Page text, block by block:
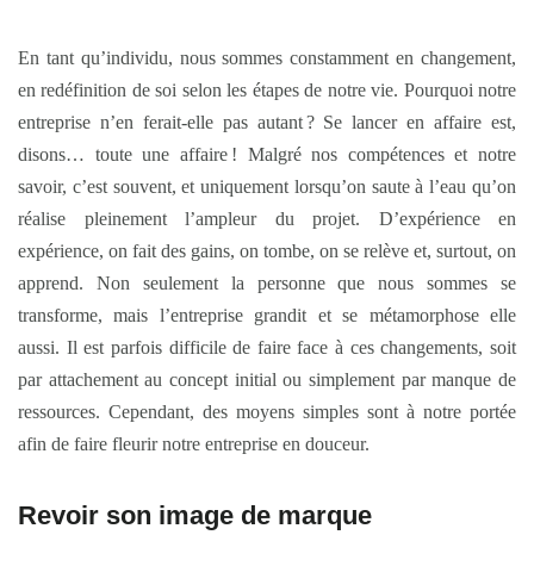
En tant qu’individu, nous sommes constamment en changement,
en redéfinition de soi selon les étapes de notre vie. Pourquoi notre
entreprise n’en ferait-elle pas autant ? Se lancer en affaire est,
disons… toute une affaire ! Malgré nos compétences et notre
savoir, c’est souvent, et uniquement lorsqu’on saute à l’eau qu’on
réalise pleinement l’ampleur du projet. D’expérience en
expérience, on fait des gains, on tombe, on se relève et, surtout, on
apprend. Non seulement la personne que nous sommes se
transforme, mais l’entreprise grandit et se métamorphose elle
aussi. Il est parfois difficile de faire face à ces changements, soit
par attachement au concept initial ou simplement par manque de
ressources. Cependant, des moyens simples sont à notre portée
afin de faire fleurir notre entreprise en douceur.
Revoir son image de marque